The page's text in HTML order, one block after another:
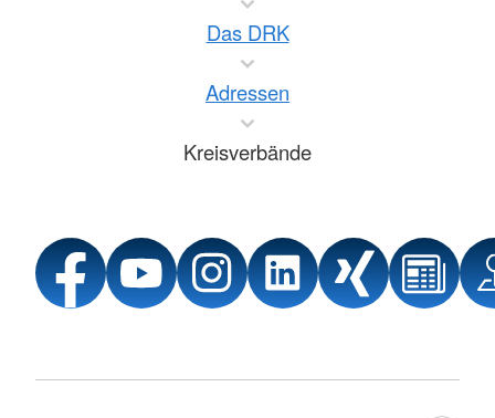
Das DRK
Adressen
Kreisverbände